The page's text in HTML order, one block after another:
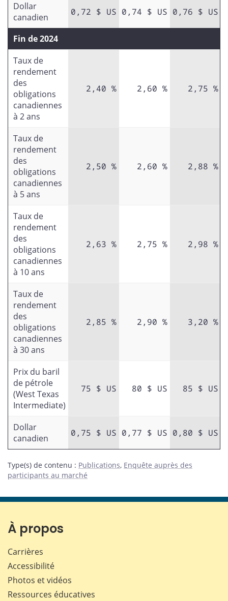
Dollar
canadien
0,72 $ US 0,74 $ US 0,76 $ US
Fin de 2024
Taux de
rendement
des
obligations
canadiennes
à 2 ans
2,40 % 2,60 % 2,75 %
Taux de
rendement
des
obligations
canadiennes
à 5 ans
2,50 % 2,60 % 2,88 %
Taux de
rendement
des
obligations
canadiennes
à 10 ans
2,63 % 2,75 % 2,98 %
Taux de
rendement
des
obligations
canadiennes
à 30 ans
2,85 % 2,90 % 3,20 %
Prix du baril
de pétrole
(West Texas
Intermediate)
75 $ US 80 $ US 85 $ US
Dollar
canadien
0,75 $ US 0,77 $ US 0,80 $ US
Type(s) de contenu : Publications, Enquête auprès des
participants au marché
À propos
Carrières
Accessibilité
Photos et vidéos
Ressources éducatives